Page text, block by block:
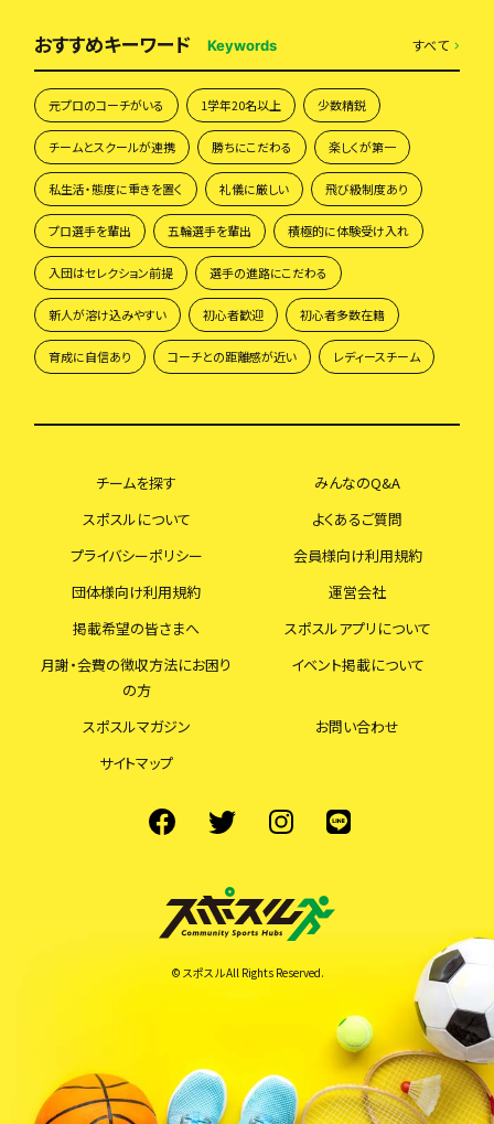
おすすめキーワード Keywords すべて
元プロのコーチがいる 1学年20名以上 少数精鋭
チームとスクールが連携 勝ちにこだわる 楽しくが第一
私生活・態度に重きを置く 礼儀に厳しい 飛び級制度あり
プロ選手を輩出 五輪選手を輩出 積極的に体験受け入れ
入団はセレクション前提 選手の進路にこだわる
新人が溶け込みやすい 初心者歓迎 初心者多数在籍
育成に自信あり コーチとの距離感が近い レディースチーム
© スポスル All Rights Reserved.
チームを探す
みんなのQ&A
スポスルについて
よくあるご質問
プライバシーポリシー
会員様向け利用規約
団体様向け利用規約
運営会社
掲載希望の皆さまへ
スポスルアプリについて
月謝・会費の徴収方法にお困り
の方
イベント掲載について
スポスルマガジン
お問い合わせ
サイトマップ